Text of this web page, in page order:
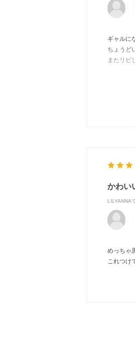
ギャルに
ちょうど
またリピ
かわい
LILYANNA
めっちゃ
これつけ